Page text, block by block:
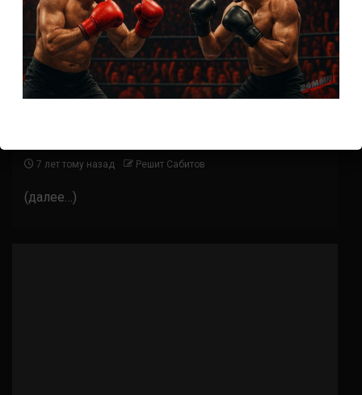
7 лет тому назад Решит Сабитов
(далее…)